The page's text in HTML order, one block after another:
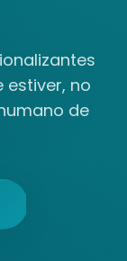
estiver, no
de